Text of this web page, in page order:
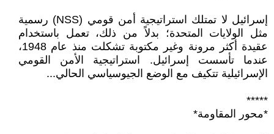
إسرائيل لا تمتلك استراتيجية أمن قومي (NSS) رسمية
مثل الولايات المتحدة؛ بدلاً من ذلك، تعمل باستخدام
عقيدة أكثر مرونة وغير مكتوبة تشكلت منذ عام 1948،
عندما تأسست إسرائيل. استراتيجية الأمن القومي
الإسرائيلية تتكيف مع الوضع الجيوسياسي الحالي...
*****
*محور المقاومة*